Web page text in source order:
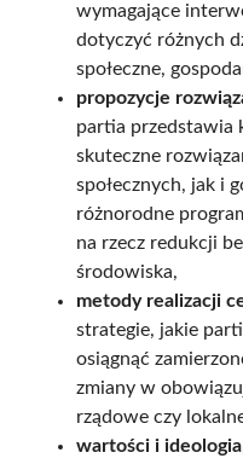
wymagające
dotyczyć różnych
społeczne,
propozycje
partia przedstawia
skuteczne
społecznych, jak i
różnorodne
na rzecz redukcji
środowiska,
metody realizacji
strategie, jakie
osiągnąć
zmiany w
rządowe czy
wartości i ideologia